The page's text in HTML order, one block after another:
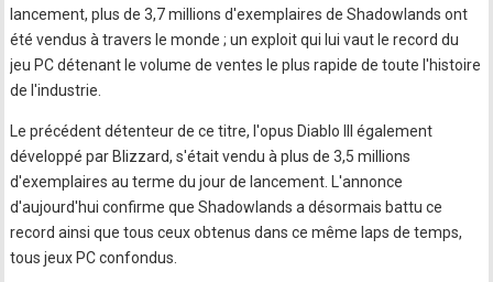
lancement, plus de 3,7 millions d'exemplaires de Shadowlands ont
été vendus à travers le monde ; un exploit qui lui vaut le record du
jeu PC détenant le volume de ventes le plus rapide de toute l'histoire
de l'industrie.
Le précédent détenteur de ce titre, l'opus Diablo III également
développé par Blizzard, s'était vendu à plus de 3,5 millions
d'exemplaires au terme du jour de lancement. L'annonce
d'aujourd'hui confirme que Shadowlands a désormais battu ce
record ainsi que tous ceux obtenus dans ce même laps de temps,
tous jeux PC confondus.